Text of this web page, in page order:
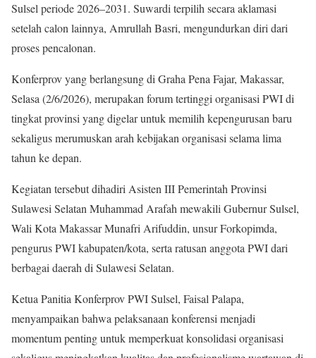
Sulsel periode 2026–2031. Suwardi terpilih secara aklamasi
setelah calon lainnya, Amrullah Basri, mengundurkan diri dari
proses pencalonan.
Konferprov yang berlangsung di Graha Pena Fajar, Makassar,
Selasa (2/6/2026), merupakan forum tertinggi organisasi PWI di
tingkat provinsi yang digelar untuk memilih kepengurusan baru
sekaligus merumuskan arah kebijakan organisasi selama lima
tahun ke depan.
Kegiatan tersebut dihadiri Asisten III Pemerintah Provinsi
Sulawesi Selatan Muhammad Arafah mewakili Gubernur Sulsel,
Wali Kota Makassar Munafri Arifuddin, unsur Forkopimda,
pengurus PWI kabupaten/kota, serta ratusan anggota PWI dari
berbagai daerah di Sulawesi Selatan.
Ketua Panitia Konferprov PWI Sulsel, Faisal Palapa,
menyampaikan bahwa pelaksanaan konferensi menjadi
momentum penting untuk memperkuat konsolidasi organisasi